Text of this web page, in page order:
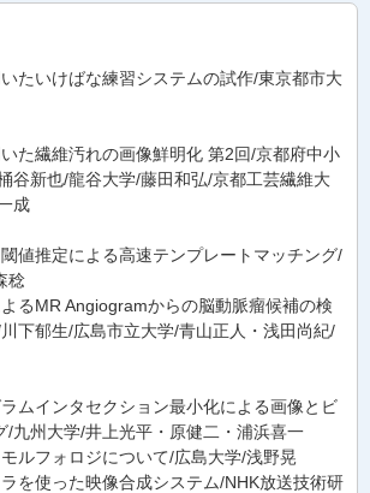
たいけばな練習システムの試作/東京都市大
た繊維汚れの画像鮮明化 第2回/京都府中小
谷新也/龍谷大学/藤田和弘/京都工芸繊維大
成
値推定による高速テンプレートマッチング/
稔
るMR Angiogramからの脳動脈瘤候補の検
下郁生/広島市立大学/青山正人・浅田尚紀/
ムインタセクション最小化による画像とビ
/九州大学/井上光平・原健二・浦浜喜一
ルフォロジについて/広島大学/浅野晃
を使った映像合成システム/NHK放送技術研